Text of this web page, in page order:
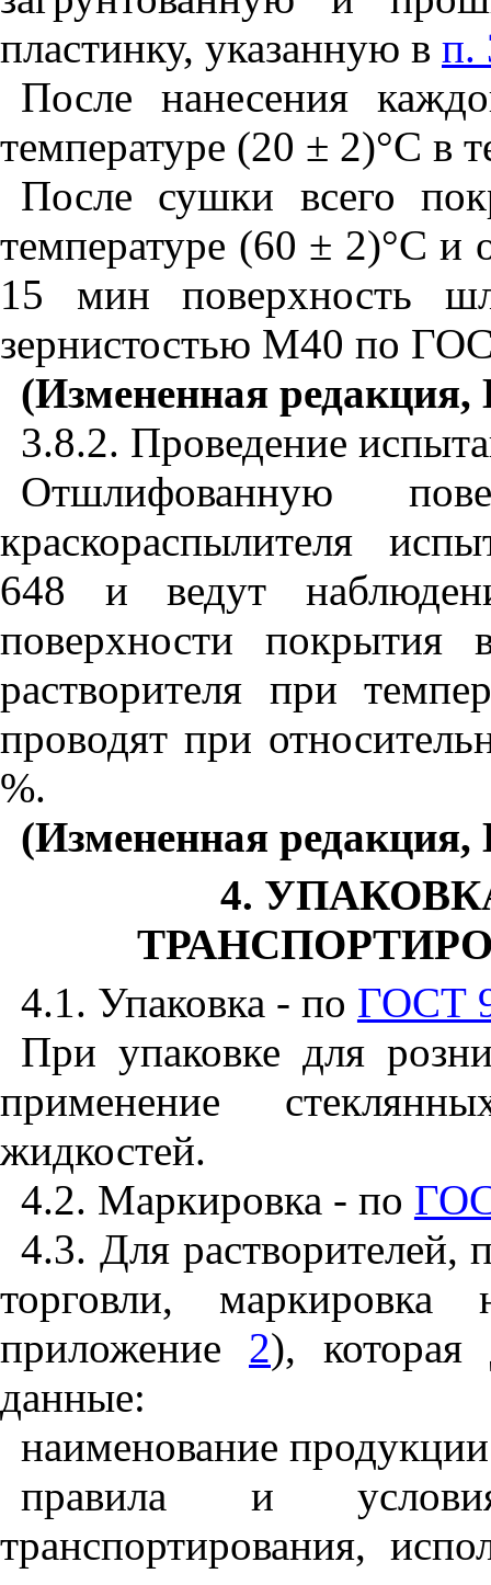
пластинку, указанную в п.
После нанесения
температуре (20 ± 2)°С в
После сушки всего
температуре (60 ± 2)°С и
15 мин поверхность
зернистостью М40 по
(Измененная
3.8.2. Проведение
Отшлифованную
краскораспылителя
648 и ведут
поверхности покрытия
растворителя при
проводят при
%.
(Измененная
4.
4.1. Упаковка - по ГОСТ
При упаковке для
применение
жидкостей.
4.2. Маркировка - по
4.3. Для растворителей,
торговли,
приложение 2), которая
данные:
наименование
правила и
транспортирования,